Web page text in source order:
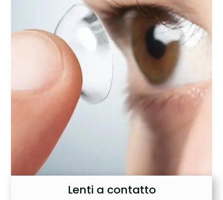
Lenti a contatto